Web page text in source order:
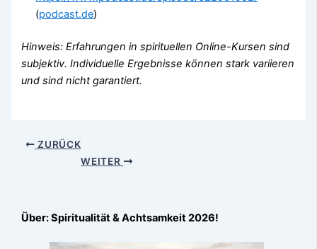
(podcast.de)
Hinweis: Erfahrungen in spirituellen Online-Kursen sind
subjektiv. Individuelle Ergebnisse können stark variieren
und sind nicht garantiert.
ZURÜCK
WEITER
Über: Spiritualität & Achtsamkeit 2026!